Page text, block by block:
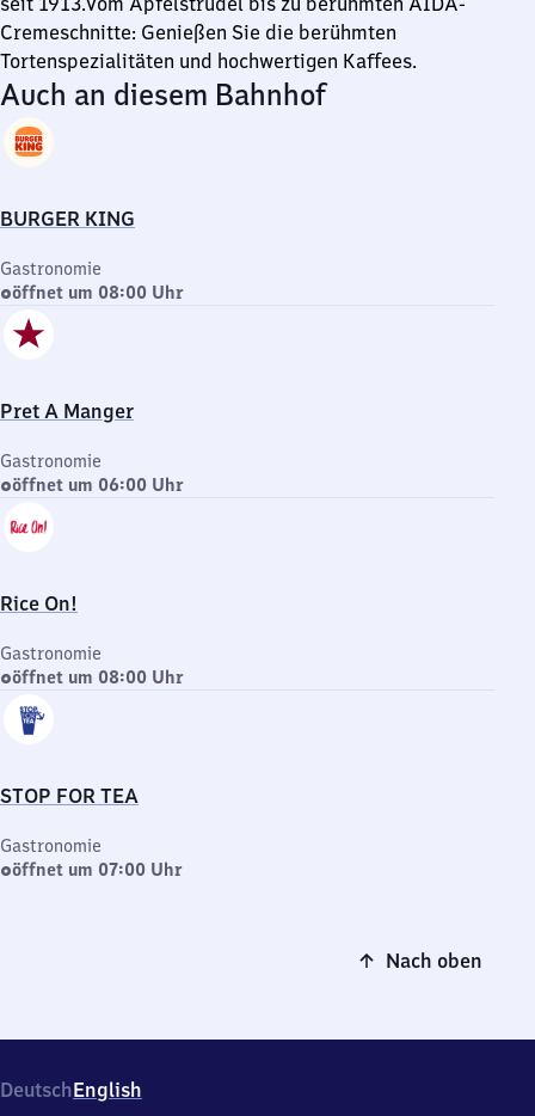
Cremeschnitte: Genießen Sie die berühmten
Tortenspezialitäten und hochwertigen Kaffees.
Auch an diesem Bahnhof
BURGER KING
Gastronomie
öffnet um 08:00 Uhr
Pret A Manger
Gastronomie
öffnet um 06:00 Uhr
Rice On!
Gastronomie
öffnet um 08:00 Uhr
STOP FOR TEA
Gastronomie
öffnet um 07:00 Uhr
Nach oben
DeutschEnglish